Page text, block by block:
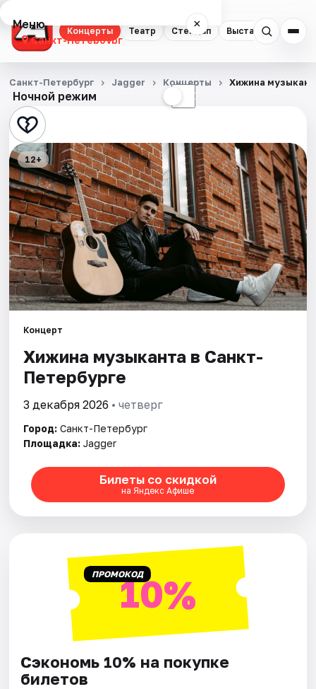
Концерты Театр Стендап Выставки
Меню ×
Санкт-Петербург
Концерты
Театр
Стендап
Выставки
Квесты
Экскурсии
Спорт
События
Города
Площадки
Рейтинги
Ночной режим ☾
Санкт-Петербург Jagger Концерты Хижина
12+
Концерт
Хижина музыканта в Санкт-
Петербурге
3 декабря 2026 • четверг
Город: Санкт-Петербург
Площадка: Jagger
Билеты со скидкой
на Яндекс Афише
ПРОМОКОД10%
Сэкономь 10% на покупке
билетов